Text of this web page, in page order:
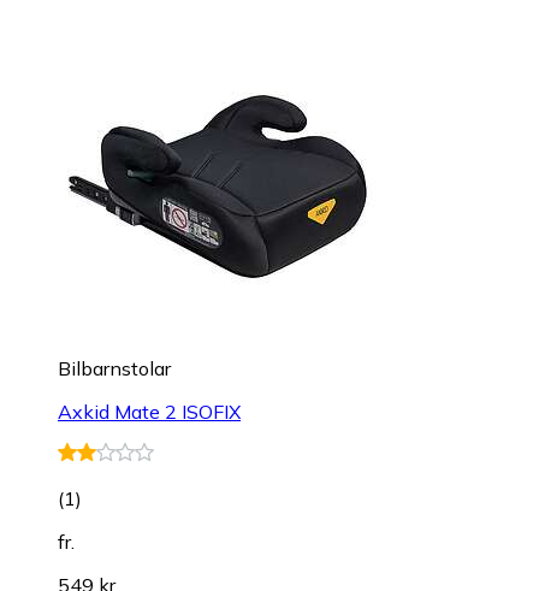
Bilbarnstolar
Axkid Mate 2 ISOFIX
(1)
fr.
549 kr